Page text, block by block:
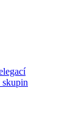
skupin